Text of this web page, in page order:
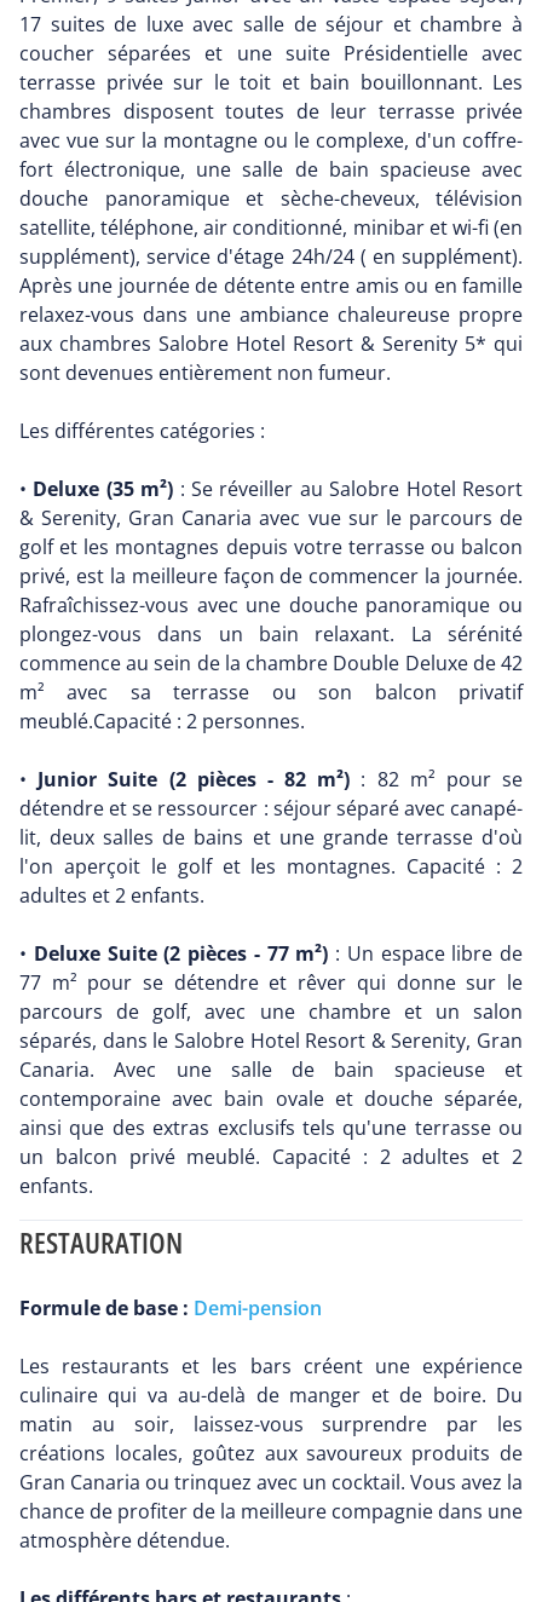
17 suites de luxe avec salle de séjour et chambre à
coucher séparées et une suite Présidentielle avec
terrasse privée sur le toit et bain bouillonnant. Les
chambres disposent toutes de leur terrasse privée
avec vue sur la montagne ou le complexe, d'un coffre-
fort électronique, une salle de bain spacieuse avec
douche panoramique et sèche-cheveux, télévision
satellite, téléphone, air conditionné, minibar et wi-fi (en
supplément), service d'étage 24h/24 ( en supplément).
Après une journée de détente entre amis ou en famille
relaxez-vous dans une ambiance chaleureuse propre
aux chambres Salobre Hotel Resort & Serenity 5* qui
sont devenues entièrement non fumeur.
Les différentes catégories :
• Deluxe (35 m²) : Se réveiller au Salobre Hotel Resort
& Serenity, Gran Canaria avec vue sur le parcours de
golf et les montagnes depuis votre terrasse ou balcon
privé, est la meilleure façon de commencer la journée.
Rafraîchissez-vous avec une douche panoramique ou
plongez-vous dans un bain relaxant. La sérénité
commence au sein de la chambre Double Deluxe de 42
m² avec sa terrasse ou son balcon privatif
meublé.Capacité : 2 personnes.
• Junior Suite (2 pièces - 82 m²) : 82 m² pour se
détendre et se ressourcer : séjour séparé avec canapé-
lit, deux salles de bains et une grande terrasse d'où
l'on aperçoit le golf et les montagnes. Capacité : 2
adultes et 2 enfants.
• Deluxe Suite (2 pièces - 77 m²) : Un espace libre de
77 m² pour se détendre et rêver qui donne sur le
parcours de golf, avec une chambre et un salon
séparés, dans le Salobre Hotel Resort & Serenity, Gran
Canaria. Avec une salle de bain spacieuse et
contemporaine avec bain ovale et douche séparée,
ainsi que des extras exclusifs tels qu'une terrasse ou
un balcon privé meublé. Capacité : 2 adultes et 2
enfants.
RESTAURATION
Formule de base : Demi-pension
Les restaurants et les bars créent une expérience
culinaire qui va au-delà de manger et de boire. Du
matin au soir, laissez-vous surprendre par les
créations locales, goûtez aux savoureux produits de
Gran Canaria ou trinquez avec un cocktail. Vous avez la
chance de profiter de la meilleure compagnie dans une
atmosphère détendue.